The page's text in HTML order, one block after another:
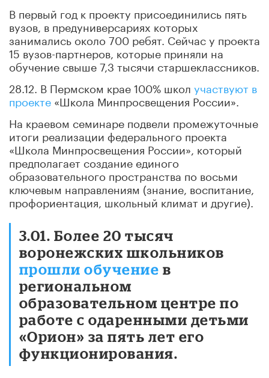
В первый год к проекту присоединились пять
вузов, в предуниверсариях которых
занимались около 700 ребят. Сейчас у проекта
15 вузов-партнеров, которые приняли на
обучение свыше 7,3 тысячи старшеклассников.
28.12. В Пермском крае 100% школ участвуют в
проекте «Школа Минпросвещения России».
На краевом семинаре подвели промежуточные
итоги реализации федерального проекта
«Школа Минпросвещения России», который
предполагает создание единого
образовательного пространства по восьми
ключевым направлениям (знание, воспитание,
профориентация, школьный климат и другие).
3.01. Более 20 тысяч
воронежских школьников
прошли обучение в
региональном
образовательном центре по
работе с одаренными детьми
«Орион» за пять лет его
функционирования.